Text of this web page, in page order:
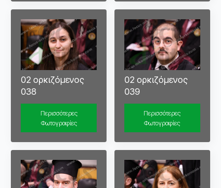
02 ορκιζόμενος
038
Περισσότερες
Φωτογραφίες
02 ορκιζόμενος
039
Περισσότερες
Φωτογραφίες